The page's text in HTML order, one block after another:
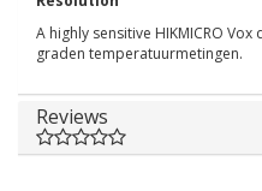
A highly sensitive HIKMICRO
graden temperatuurmetingen.
Reviews